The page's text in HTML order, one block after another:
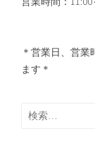
＊営業日、営
ます＊
検